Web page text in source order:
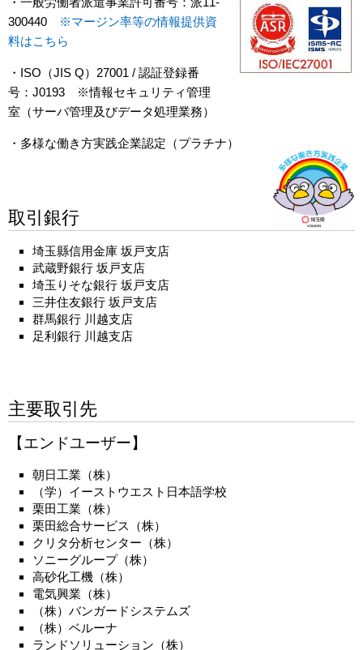
300440
※マージン率等の情報提供資
料はこちら
・ISO（JIS Q）27001 / 認証登録番
号：J0193 ※情報セキュリティ管理
室（サーバ管理及びデータ処理業務）
・多様な働き方実践企業認定（プラチナ）
取引銀行
埼玉縣信用金庫 坂戸支店
武蔵野銀行 坂戸支店
埼玉りそな銀行 坂戸支店
三井住友銀行 坂戸支店
群馬銀行 川越支店
足利銀行 川越支店
主要取引先
【エンドユーザー】
朝日工業（株）
（学）イーストウエスト日本語学校
栗田工業（株）
栗田総合サービス（株）
クリタ分析センター（株）
ソニーグループ（株）
高砂化工機（株）
電気興業（株）
（株）バンガードシステムズ
（株）ベルーナ
ランドソリューション（株）